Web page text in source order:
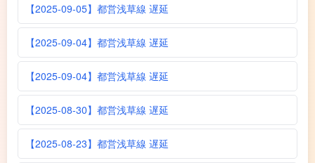
【2025-09-05】都営浅草線 遅延
【2025-09-04】都営浅草線 遅延
【2025-09-04】都営浅草線 遅延
【2025-08-30】都営浅草線 遅延
【2025-08-23】都営浅草線 遅延